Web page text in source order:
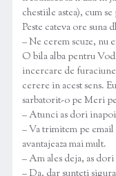
chestiile astea), cum
Peste cateva ore
– Ne cerem scuze, nu
O bila alba pentru
incercare de
cerere in acest sens.
sarbatorit-o pe Meri
– Atunci as dori
– Va trimitem pe email
avantajeaza mai mult.
– Am ales deja, as